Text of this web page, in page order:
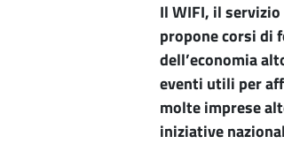
Il WIFI, il
propone corsi di
dell’economia
eventi utili per
molte imprese
iniziative